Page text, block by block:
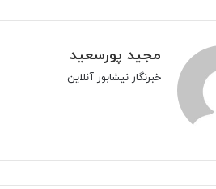
مجید پورسعید
خبرنگار نیشابور آنلاین